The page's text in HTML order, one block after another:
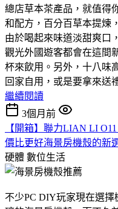
總店草本茶產品，就值得
和配方，百分百草本提煉
由於喝起來味道淡甜爽口
觀光外國遊客都會在這間
杯來飲用。另外，十八味
回家自用，或是要拿來送
繼續閱讀
3個月前
【開箱】聯力LIAN LI
價比更好海景房機殼的新
硬體 數位生活
不少PC DIY玩家現在選